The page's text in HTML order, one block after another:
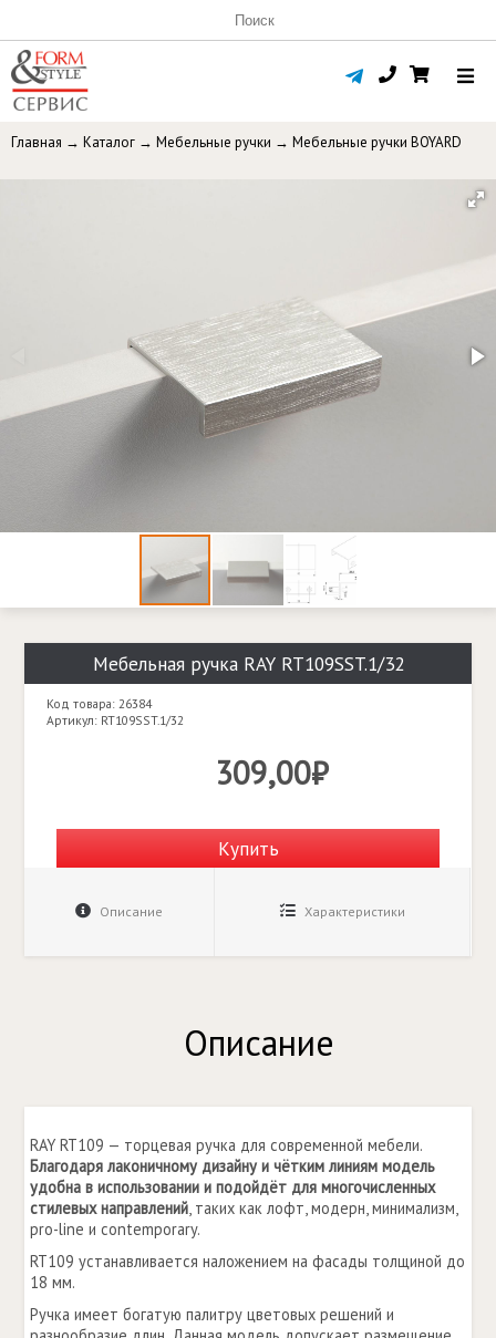
Главная → Каталог → Мебельные ручки → Мебельные ручки BOYARD
Мебельная ручка RAY RT109SST.1/32
Код товара: 26384
Артикул: RT109SST.1/32
309,00₽
Купить
Описание Характеристики
Описание
RAY RT109 — торцевая ручка для современной мебели.
Благодаря лаконичному дизайну и чётким линиям модель
удобна в использовании и подойдёт для многочисленных
стилевых направлений, таких как лофт, модерн, минимализм,
pro-line и contemporary.
RT109 устанавливается наложением на фасады толщиной до
18 мм.
Ручка имеет богатую палитру цветовых решений и